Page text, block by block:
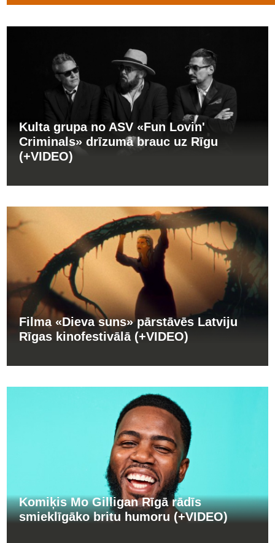
Kulta grupa no ASV «Fun Lovin'
Criminals» drīzumā brauc uz Rīgu
(+VIDEO)
Filma «Dieva suns» pārstāvēs Latviju
Rīgas kinofestivālā (+VIDEO)
Komiķis Mo Gilligan Rīgā rādīs
smieklīgāko britu humoru (+VIDEO)